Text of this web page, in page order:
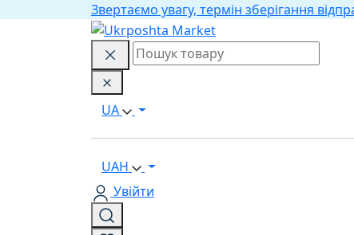
Звертаємо увагу, термін зберігання
UA
UAH
Увійти